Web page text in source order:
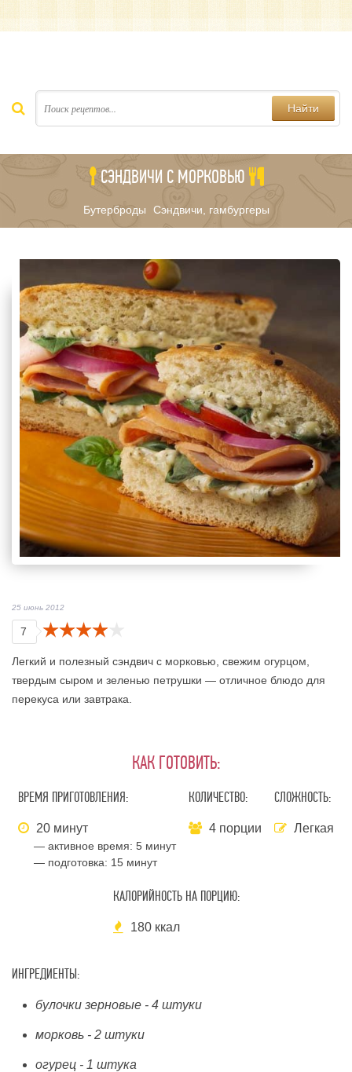
Найти
СЭНДВИЧИ С МОРКОВЬЮ
Бутерброды Сэндвичи, гамбургеры
25 июнь 2012
7
Легкий и полезный сэндвич с морковью, свежим огурцом,
твердым сыром и зеленью петрушки — отличное блюдо для
перекуса или завтрака.
КАК ГОТОВИТЬ:
ВРЕМЯ ПРИГОТОВЛЕНИЯ:
20 минут
— активное время: 5 минут
— подготовка: 15 минут
КОЛИЧЕСТВО:
4 порции
СЛОЖНОСТЬ:
Легкая
КАЛОРИЙНОСТЬ НА ПОРЦИЮ:
180 ккал
ИНГРЕДИЕНТЫ:
булочки зерновые - 4 штуки
морковь - 2 штуки
огурец - 1 штука